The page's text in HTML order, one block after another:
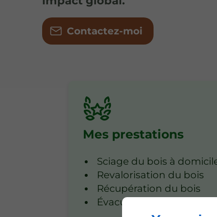
Contactez-moi
Mes prestations
Sciage du bois à
Revalorisation du bois
Récupération du bois
Évacuation des déchets